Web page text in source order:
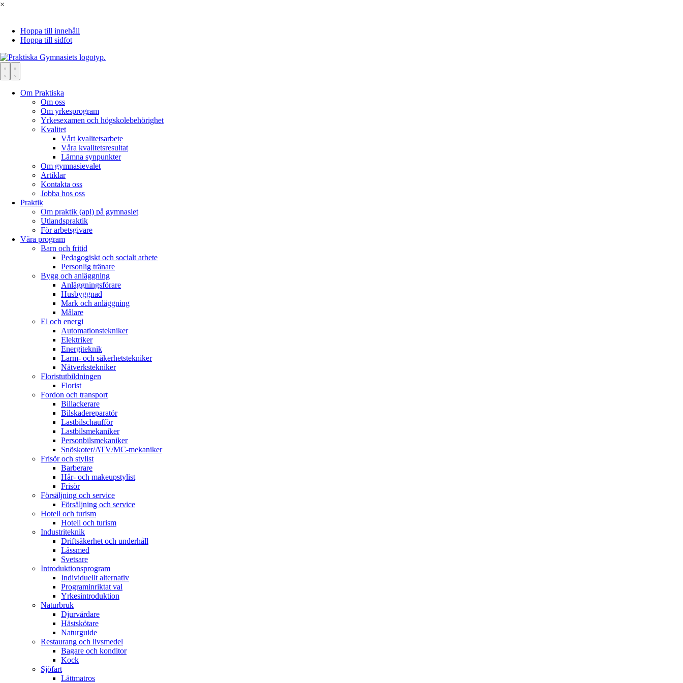
×
Hoppa till innehåll
Hoppa till sidfot
Om Praktiska
Om oss
Om yrkesprogram
Yrkesexamen och högskolebehörighet
Kvalitet
Vårt kvalitetsarbete
Våra kvalitetsresultat
Lämna synpunkter
Om gymnasievalet
Artiklar
Kontakta oss
Jobba hos oss
Praktik
Om praktik (apl) på gymnasiet
Utlandspraktik
För arbetsgivare
Våra program
Barn och fritid
Pedagogiskt och socialt arbete
Personlig tränare
Bygg och anläggning
Anläggningsförare
Husbyggnad
Mark och anläggning
Målare
El och energi
Automationstekniker
Elektriker
Energiteknik
Larm- och säkerhetstekniker
Nätverkstekniker
Floristutbildningen
Florist
Fordon och transport
Billackerare
Bilskade­reparatör
Lastbilschaufför
Lastbilsmekaniker
Personbilsmekaniker
Snöskoter/ATV/MC-mekaniker
Frisör och stylist
Barberare
Hår- och makeupstylist
Frisör
Försäljning och service
Försäljning och service
Hotell och turism
Hotell och turism
Industriteknik
Driftsäkerhet och underhåll
Låssmed
Svetsare
Introduktionsprogram
Individuellt alternativ
Programinriktat val
Yrkesintroduktion
Naturbruk
Djurvårdare
Hästskötare
Naturguide
Restaurang och livsmedel
Bagare och konditor
Kock
Sjöfart
Lättmatros